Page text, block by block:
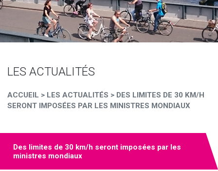
LES ACTUALITÉS
ACCUEIL > LES ACTUALITÉS > DES LIMITES DE 30 KM/H
SERONT IMPOSÉES PAR LES MINISTRES MONDIAUX
Des limites de 30 km/h seront imposées par les
ministres mondiaux